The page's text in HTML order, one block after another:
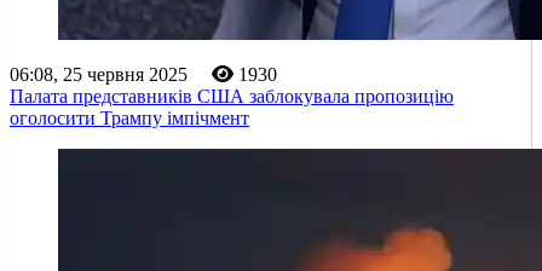
06:08, 25 червня 2025
1930
Палата представників США заблокувала пропозицію
оголосити Трампу імпічмент